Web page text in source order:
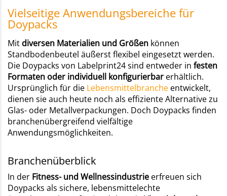
Vielseitige Anwendungsbereiche für
Doypacks
Mit diversen Materialien und Größen können
Standbodenbeutel äußerst flexibel eingesetzt werden.
Die Doypacks von Labelprint24 sind entweder in festen
Formaten oder individuell konfigurierbar erhältlich.
Ursprünglich für die Lebensmittelbranche entwickelt,
dienen sie auch heute noch als effiziente Alternative zu
Glas- oder Metallverpackungen. Doch Doypacks finden
branchenübergreifend vielfältige
Anwendungsmöglichkeiten.
Branchenüberblick
In der Fitness- und Wellnessindustrie erfreuen sich
Doypacks als sichere, lebensmittelechte